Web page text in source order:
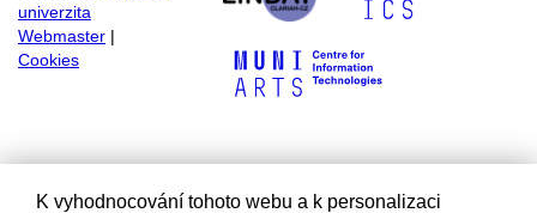
univerzita
Webmaster
Cookies
K vyhodnocování tohoto webu a k personalizaci